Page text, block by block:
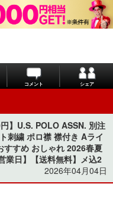
コメント シェア
】U.S. POLO ASSN. 別注
刺繍 ポロ襟 襟付き Aライ
すすめ おしゃれ 2026春夏
日】【送料無料】メ込2
2026年04月04日